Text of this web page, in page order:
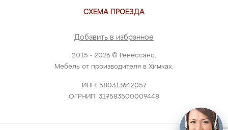
2015 - 2026 © Ренессанс.
Мебель от производителя в Химках.
ИНН: 580313642057
ОГРНИП: 317583500009448
СХЕМА ПРОЕЗДА
Добавить в избранное